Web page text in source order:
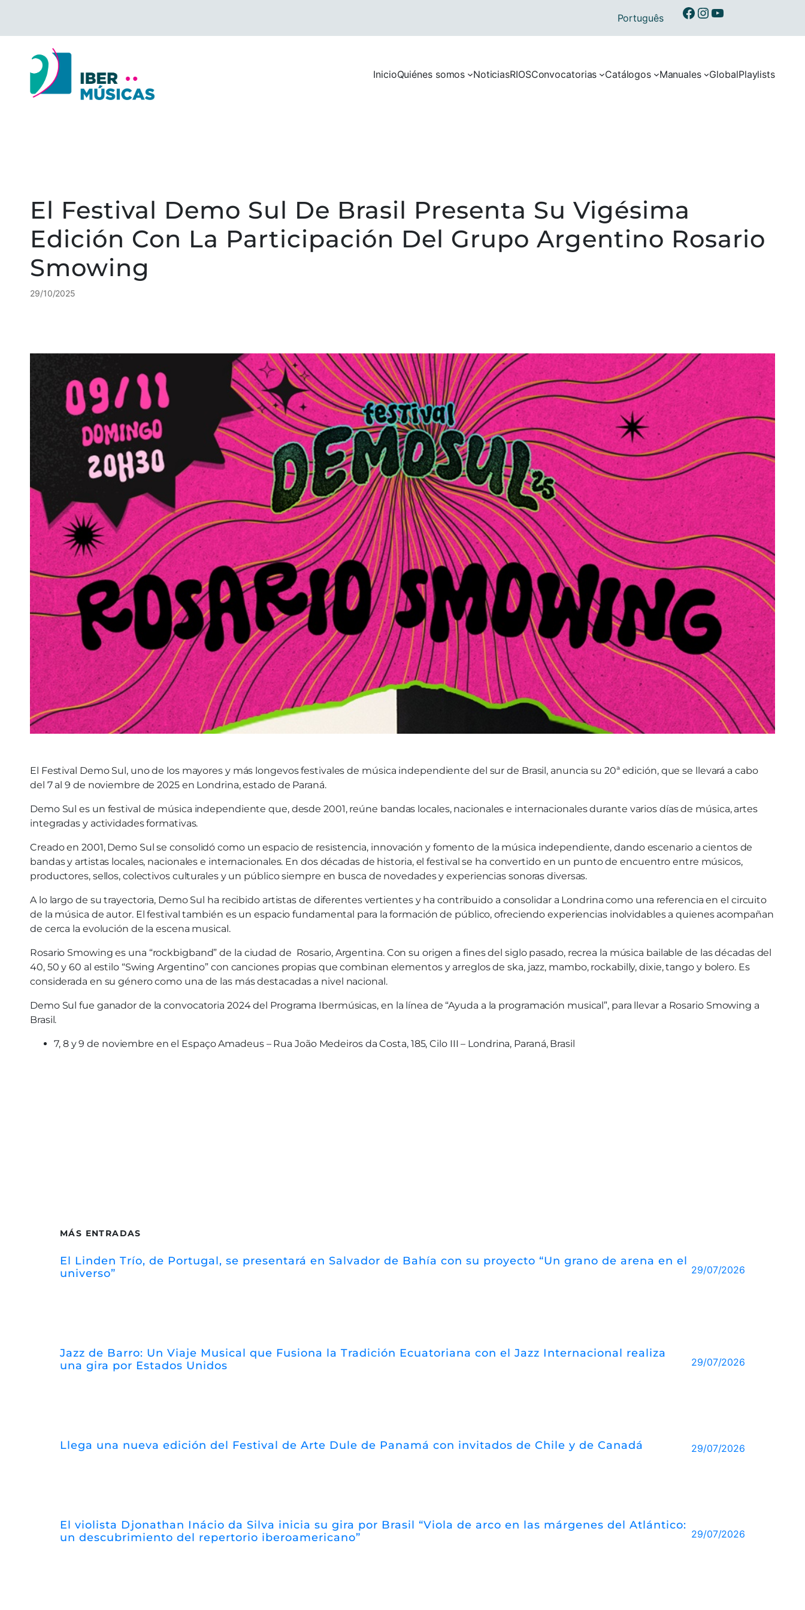
contenido
InicioQuiénes somos NoticiasRIOSConvocatorias Catálogos Manuales GlobalPlaylists
Português Ibermusicas en Facebook
Ibermusicas en Instagram
Ibermusicas en Youtube
El Festival Demo Sul De Brasil Presenta Su Vigésima
Edición Con La Participación Del Grupo Argentino Rosario
Smowing
29/10/2025
El Festival Demo Sul, uno de los mayores y más longevos festivales de música independiente del sur de Brasil, anuncia su 20ª edición, que se llevará a cabo
del 7 al 9 de noviembre de 2025 en Londrina, estado de Paraná.
Demo Sul es un festival de música independiente que, desde 2001, reúne bandas locales, nacionales e internacionales durante varios días de música, artes
integradas y actividades formativas.
Creado en 2001, Demo Sul se consolidó como un espacio de resistencia, innovación y fomento de la música independiente, dando escenario a cientos de
bandas y artistas locales, nacionales e internacionales. En dos décadas de historia, el festival se ha convertido en un punto de encuentro entre músicos,
productores, sellos, colectivos culturales y un público siempre en busca de novedades y experiencias sonoras diversas.
A lo largo de su trayectoria, Demo Sul ha recibido artistas de diferentes vertientes y ha contribuido a consolidar a Londrina como una referencia en el circuito
de la música de autor. El festival también es un espacio fundamental para la formación de público, ofreciendo experiencias inolvidables a quienes acompañan
de cerca la evolución de la escena musical.
Rosario Smowing es una “rockbigband” de la ciudad de Rosario, Argentina. Con su origen a fines del siglo pasado, recrea la música bailable de las décadas del
40, 50 y 60 al estilo “Swing Argentino” con canciones propias que combinan elementos y arreglos de ska, jazz, mambo, rockabilly, dixie, tango y bolero. Es
considerada en su género como una de las más destacadas a nivel nacional.
Demo Sul fue ganador de la convocatoria 2024 del Programa Ibermúsicas, en la línea de “Ayuda a la programación musical”, para llevar a Rosario Smowing a
Brasil.
7, 8 y 9 de noviembre en el Espaço Amadeus – Rua João Medeiros da Costa, 185, Cilo III – Londrina, Paraná, Brasil
MÁS ENTRADAS
El Linden Trío, de Portugal, se presentará en Salvador de Bahía con su proyecto “Un grano de arena en el
universo”
29/07/2026
Jazz de Barro: Un Viaje Musical que Fusiona la Tradición Ecuatoriana con el Jazz Internacional realiza
una gira por Estados Unidos
29/07/2026
Llega una nueva edición del Festival de Arte Dule de Panamá con invitados de Chile y de Canadá 29/07/2026
El violista Djonathan Inácio da Silva inicia su gira por Brasil “Viola de arco en las márgenes del Atlántico:
un descubrimiento del repertorio iberoamericano”
29/07/2026